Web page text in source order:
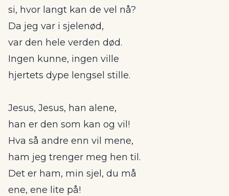
si, hvor langt kan de vel nå?
Da jeg var i sjelenød,
var den hele verden død.
Ingen kunne, ingen ville
hjertets dype lengsel stille.
Jesus, Jesus, han alene,
han er den som kan og vil!
Hva så andre enn vil mene,
ham jeg trenger meg hen til.
Det er ham, min sjel, du må
ene, ene lite på!